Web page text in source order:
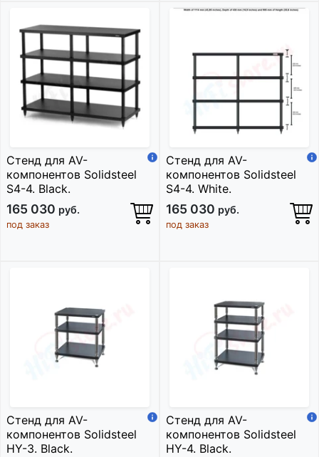
Стенд для AV-
компонентов Solidsteel
S4-4. Black.
165 030 руб.
под заказ
Стенд для AV-
компонентов Solidsteel
S4-4. White.
165 030 руб.
под заказ
Стенд для AV-
компонентов Solidsteel
HY-3. Black.
Стенд для AV-
компонентов Solidsteel
HY-4. Black.